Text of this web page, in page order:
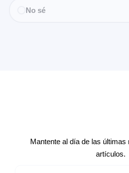
No sé
Mantente al día de las
artículos.